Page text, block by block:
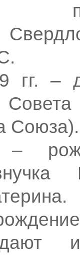
гг. –
Союза).
дают